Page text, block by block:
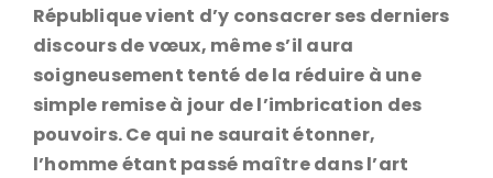
République vient d’y consacrer ses derniers
discours de vœux, même s’il aura
soigneusement tenté de la réduire à une
simple remise à jour de l’imbrication des
pouvoirs. Ce qui ne saurait étonner,
l’homme étant passé maître dans l’art